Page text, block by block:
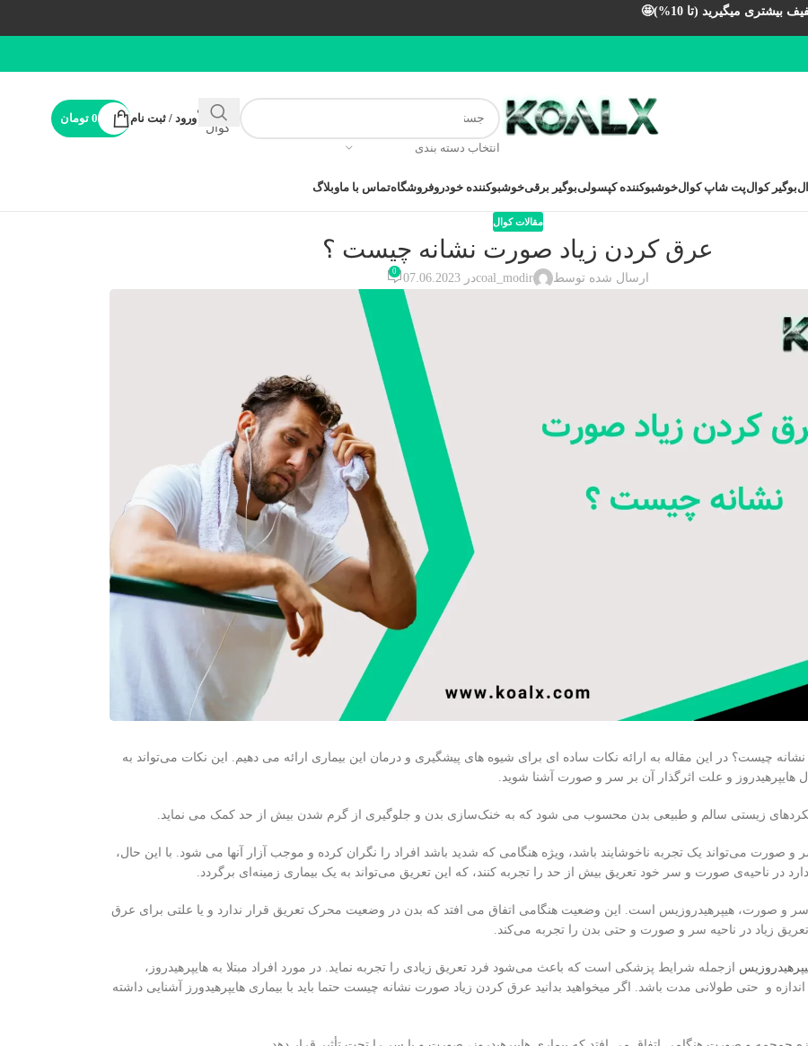
میگیرید (تا 10%)🤩
انتخاب دسته بندی
پشتیبانی
کوال
ورود / ثبت نام 0 تومان
بوگیر کوالپت شاپ کوالخوشبوکننده کپسولیبوگیر برقیخوشبوکننده خودروفروشگاهتماس با ماوبلاگ
مقالات کوال
عرق كردن زياد صورت نشانه چيست ؟
ارسال شده توسط coal_modirدر 07.06.2023 0
چيست؟ در این مقاله به ارائه نکات ساده ای برای شیوه های پیشگیری و درمان این بیماری ارائه می دهیم. این نکات می‌تواند به
هایپرهیدروز و علت اثرگذار آن بر سر و صورت آشنا شوید.
زیستی سالم و طبیعی بدن محسوب می شود که به خنک‌سازی بدن و جلوگیری از گرم شدن بیش از حد کمک می نماید.
و صورت می‌تواند یک تجربه ناخوشایند باشد، ویژه هنگامی که شدید باشد افراد را نگران کرده و موجب آزار آنها می شود. با این حال،
در ناحیه‌ی صورت و سر خود تعریق بیش از حد را تجربه کنند، که این تعریق می‌تواند به یک بیماری زمینه‌ای برگردد.
و صورت، هیپرهیدروزیس است. این وضعیت هنگامی اتفاق می افتد که بدن در وضعیت محرک تعریق قرار ندارد و یا علتی برای عرق
زیاد در ناحیه سر و صورت و حتی بدن را تجربه می‌کند.
ازجمله شرایط پزشکی است که باعث می‌شود فرد تعریق زیادی را تجربه نماید. در مورد افراد مبتلا به هایپرهیدروز،
و حتی طولانی مدت باشد. اگر میخواهید بدانید عرق كردن زياد صورت نشانه چيست حتما باید با بیماری هایپرهیدورز آشنایی داشته